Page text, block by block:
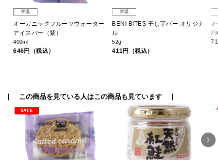
常温
オーガニックフルーツウォーター
アイスバー（紫）
400ml
646円（税込）
常温
BENI BITES 干し芋バー オリジナ
ル
52g
411円（税込）
この商品を見ている人はこの商品も見ています
SALE